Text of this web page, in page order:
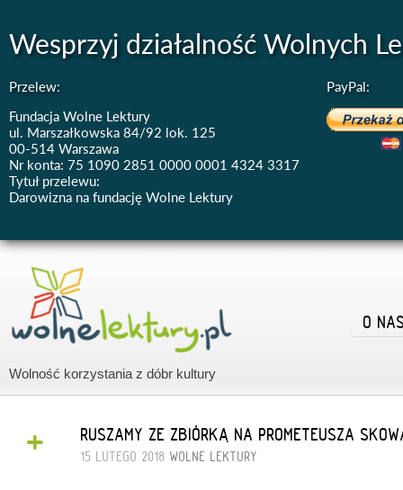
Wesprzyj działalność Wolnych
Przelew:
Fundacja Wolne Lektury
ul. Marszałkowska 84/92 lok. 125
00-514 Warszawa
Nr konta: 75 1090 2851 0000 0001 4324 3317
Tytuł przelewu:
Darowizna na fundację Wolne Lektury
PayPal:
Wolność korzystania z dóbr kultury
O
+ RUSZAMY ZE ZBIÓRKĄ NA PROMETEUSZA
15 LUTEGO 2018 WOLNE LEKTURY